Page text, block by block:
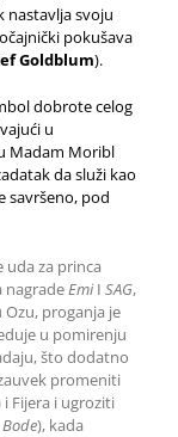
nastavlja svoju
pokušava
Goldblum).
dobrote celog
u
Madam Moribl
da služi kao
savršeno, pod
uda za princa
nagradeEmiI SAG,
proganja je
u pomirenju
što dodatno
promeniti
i Fijera i ugroziti
), kada